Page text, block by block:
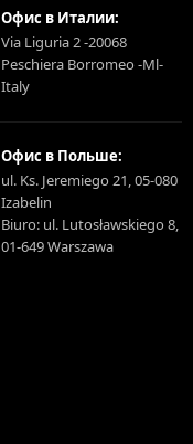
Офис в Италии:
Via Liguria 2 -20068
Peschiera Borromeo -Ml-
Italy
Офис в Польше:
ul. Ks. Jeremiego 21, 05-080
Izabelin
Biuro: ul. Lutosławskiego 8,
01-649 Warszawa